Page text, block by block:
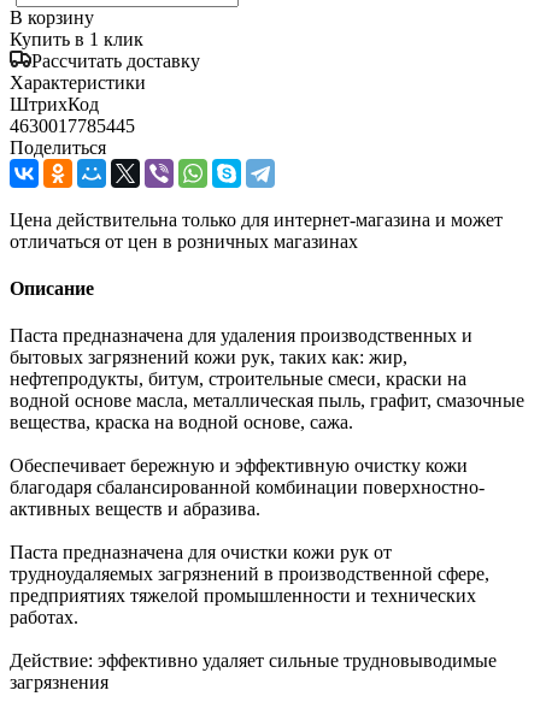
В корзину
Купить в 1 клик
Рассчитать доставку
Характеристики
ШтрихКод
4630017785445
Поделиться
Цена действительна только для интернет-магазина и может
отличаться от цен в розничных магазинах
Описание
Паста предназначена для удаления производственных и
бытовых загрязнений кожи рук, таких как: жир,
нефтепродукты, битум, строительные смеси, краски на
водной основе масла, металлическая пыль, графит, смазочные
вещества, краска на водной основе, сажа.
Обеспечивает бережную и эффективную очистку кожи
благодаря сбалансированной комбинации поверхностно-
активных веществ и абразива.
Паста предназначена для очистки кожи рук от
трудноудаляемых загрязнений в производственной сфере,
предприятиях тяжелой промышленности и технических
работах.
Действие: эффективно удаляет сильные трудновыводимые
загрязнения